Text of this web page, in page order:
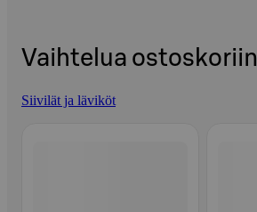
Vaihtelua ostoskoriin
Siivilät ja läviköt